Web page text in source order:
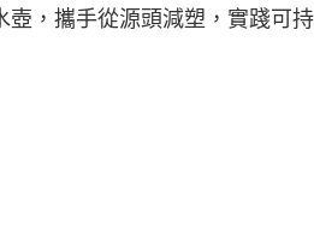
，攜手從源頭減塑，實踐可持